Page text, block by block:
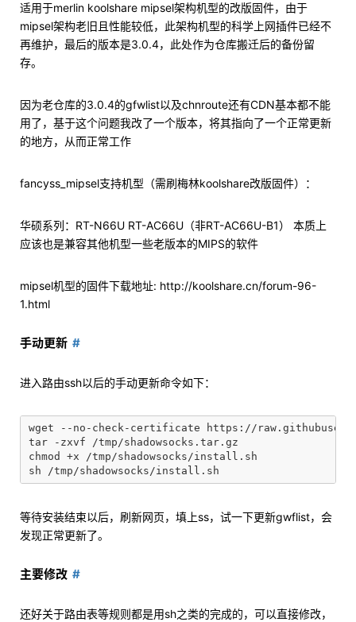
适用于merlin koolshare mipsel架构机型的改版固件，由于
mipsel架构老旧且性能较低，此架构机型的科学上网插件已经不
再维护，最后的版本是3.0.4，此处作为仓库搬迁后的备份留
存。
因为老仓库的3.0.4的gfwlist以及chnroute还有CDN基本都不能
用了，基于这个问题我改了一个版本，将其指向了一个正常更新
的地方，从而正常工作
fancyss_mipsel支持机型（需刷梅林koolshare改版固件）：
华硕系列：RT-N66U RT-AC66U（非RT-AC66U-B1） 本质上
应该也是兼容其他机型一些老版本的MIPS的软件
mipsel机型的固件下载地址: http://koolshare.cn/forum-96-
1.html
手动更新
进入路由ssh以后的手动更新命令如下：
wget --no-check-certificate https://
tar -zxvf /tmp/shadowsocks.tar.gz
chmod +x /tmp/shadowsocks/install.sh
等待安装结束以后，刷新网页，填上ss，试一下更新gwflist，会
发现正常更新了。
主要修改
还好关于路由表等规则都是用sh之类的完成的，可以直接修改，